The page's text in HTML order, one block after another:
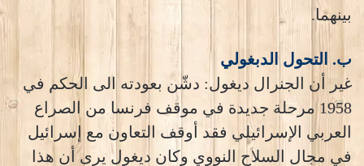
بينهما.
ب. التحول الدبغولي
غير أن الجنرال ديغول: دشّن بعودته الى الحكم في
1958 مرحلة جديدة في موقف فرنسا من الصراع
العربي الإسرائيلي فقد أوقف التعاون مع إسرائيل
في مجال السلاح النووي وكان ديغول يرى أن هذا